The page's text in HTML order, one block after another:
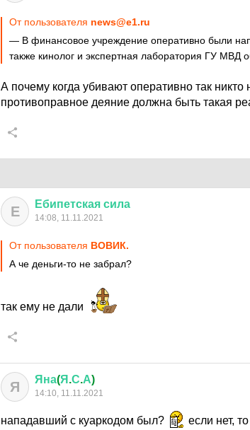
От пользователя news@e1.ru
— В финансовое учреждение оперативно были
также кинолог и экспертная лаборатория ГУ МВД
А почему когда убивают оперативно так
противоправное деяние должна быть такая
Е Ебипетская сила
14:08, 11.11.2021
От пользователя ВОВИК.
А че деньги-то не забрал?
так ему не дали
Я Яна(Я .С.А)
14:10, 11.11.2021
нападавший с куаркодом был? если нет,